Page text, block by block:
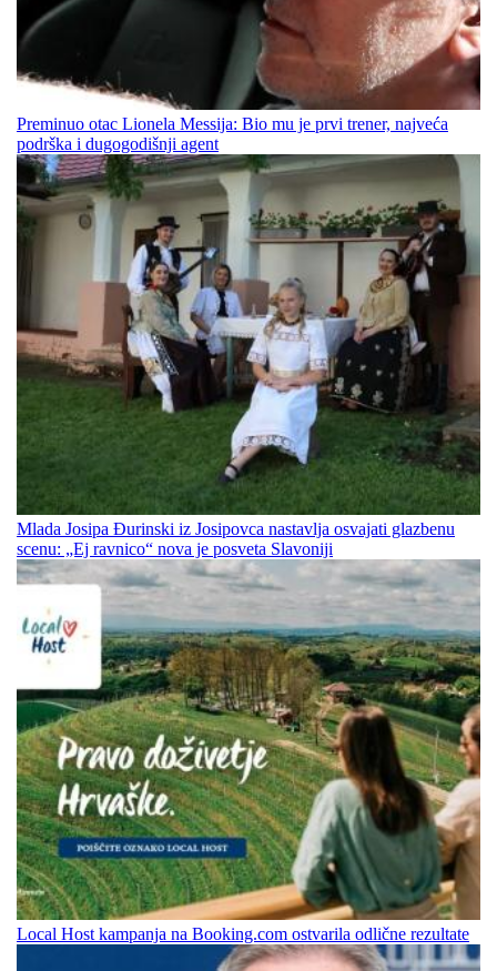
Preminuo otac Lionela Messija: Bio mu je prvi trener, najveća
podrška i dugogodišnji agent
Mlada Josipa Đurinski iz Josipovca nastavlja osvajati glazbenu
scenu: „Ej ravnico“ nova je posveta Slavoniji
Local Host kampanja na Booking.com ostvarila odlične rezultate